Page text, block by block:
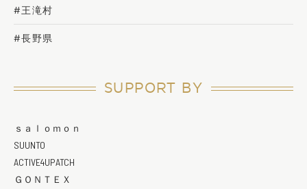
#王滝村
#長野県
SUPPORT BY
ｓａｌｏｍｏｎ
SUUNTO
ACTIVE4UPATCH
ＧＯＮＴＥＸ